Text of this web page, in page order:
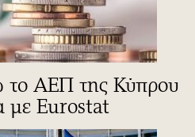
το ΑΕΠ της Κύπρου
με Eurostat